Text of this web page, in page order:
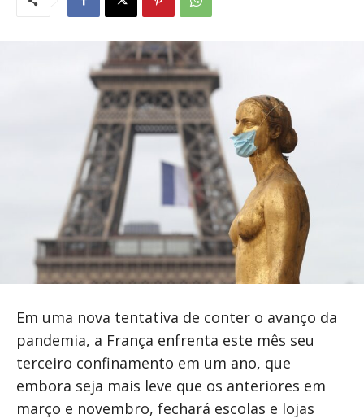
Em uma nova tentativa de conter o avanço da
pandemia, a França enfrenta este mês seu
terceiro confinamento em um ano, que
embora seja mais leve que os anteriores em
março e novembro, fechará escolas e lojas